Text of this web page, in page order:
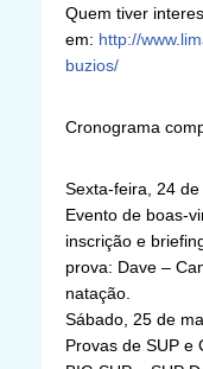
Quem tiver
em: http://
buzios/
Cronograma
Sexta-feira, 24
Evento de boas-
inscrição e
prova: Dave –
natação.
Sábado, 25 de
Provas de SUP e